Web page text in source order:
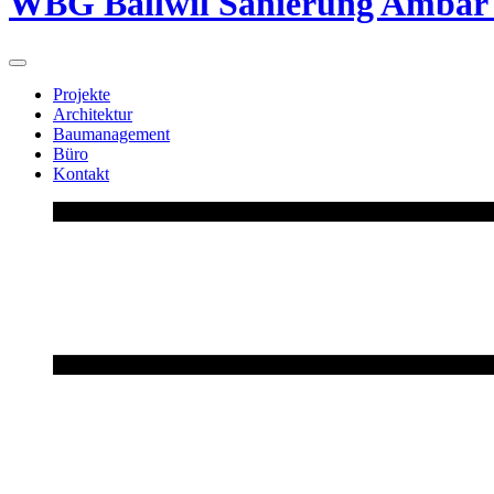
Projekte
Architektur
Baumanagement
Büro
Kontakt